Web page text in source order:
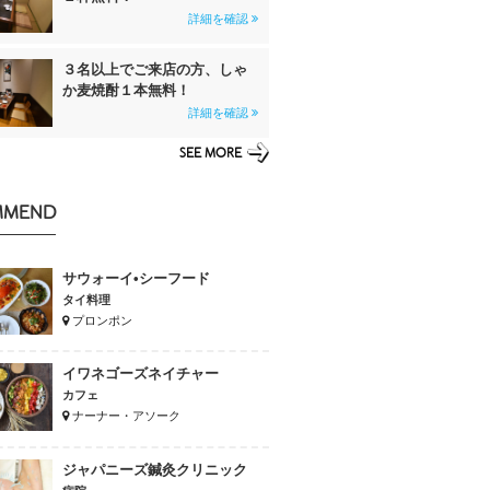
詳細を確認
３名以上でご来店の方、しゃ
か麦焼酎１本無料！
詳細を確認
SEE MORE
サウォーイ•シーフード
タイ料理
プロンポン
イワネゴーズネイチャー
カフェ
ナーナー・アソーク
ジャパニーズ鍼灸クリニック